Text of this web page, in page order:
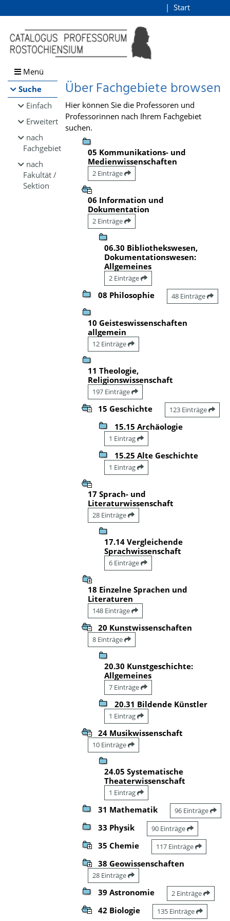
Browsen
direkt zum Inhalt
Start
Menü
Suche
Einfach
Erweitert
nach
Fachgebiet
nach
Fakultät /
Sektion
Über Fachgebiete browsen
Hier können Sie die Professoren und
Professorinnen nach Ihrem Fachgebiet
suchen.
05 Kommunikations- und
Medienwissenschaften
2 Einträge
06 Information und
Dokumentation
2 Einträge
06.30 Bibliothekswesen,
Dokumentationswesen:
Allgemeines
2 Einträge
08 Philosophie 48 Einträge
10 Geisteswissenschaften
allgemein
12 Einträge
11 Theologie,
Religionswissenschaft
197 Einträge
15 Geschichte 123 Einträge
15.15 Archäologie
1 Eintrag
15.25 Alte Geschichte
1 Eintrag
17 Sprach- und
Literaturwissenschaft
28 Einträge
17.14 Vergleichende
Sprachwissenschaft
6 Einträge
18 Einzelne Sprachen und
Literaturen
148 Einträge
20 Kunstwissenschaften
8 Einträge
20.30 Kunstgeschichte:
Allgemeines
7 Einträge
20.31 Bildende Künstler
1 Eintrag
24 Musikwissenschaft
10 Einträge
24.05 Systematische
Theaterwissenschaft
1 Eintrag
31 Mathematik 96 Einträge
33 Physik 90 Einträge
35 Chemie 117 Einträge
38 Geowissenschaften
28 Einträge
39 Astronomie 2 Einträge
42 Biologie 135 Einträge